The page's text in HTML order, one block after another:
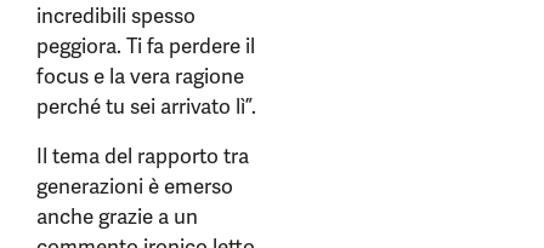
incredibili spesso
peggiora. Ti fa perdere il
focus e la vera ragione
perché tu sei arrivato lì”.
Il tema del rapporto tra
generazioni è emerso
anche grazie a un